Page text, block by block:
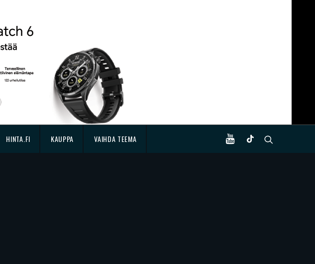
HINTA.FI KAUPPA VAIHDA TEEMA